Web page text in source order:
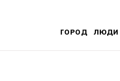
ГОРОД ЛЮДИ